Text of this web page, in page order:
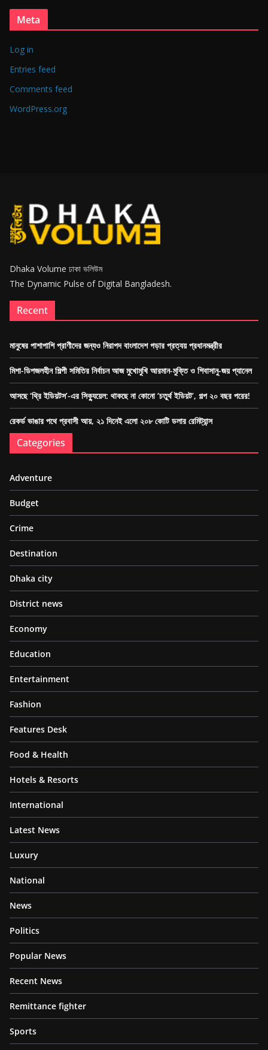
Meta
Log in
Entries feed
Comments feed
WordPress.org
Dhaka Volume ঢাকা ভলিউম
The Dynamic Pulse of Digital Bangladesh.
Recent
মানুষের পাশাপাশি প্রাণীদের জন্যও নিরাপদ বাংলাদেশ গড়ার প্রত্যয় প্রধানমন্ত্রীর
মিশা-ডিপজলহীন শিল্পী সমিতির নির্বাচন আজ মুখোমুখি আরমান-মুক্তি ও শিবাসানু-জয় প্যানেল
আসছে ‘থ্রি ইডিয়টস’-এর সিক্যুয়েল: থাকছে না কোনো ‘চতুর্থ ইডিয়ট’, গল্প ২০ বছর পরের!
রেকর্ড ভাঙার পথে প্রবাসী আয়, ২১ দিনেই এলো ২০৮ কোটি ডলার রেমিট্যান্স
Categories
Adventure
Budget
Crime
Destination
Dhaka city
District news
Economy
Education
Entertainment
Fashion
Features Desk
Food & Health
Hotels & Resorts
International
Latest News
Luxury
National
News
Politics
Popular News
Recent News
Remittance fighter
Sports